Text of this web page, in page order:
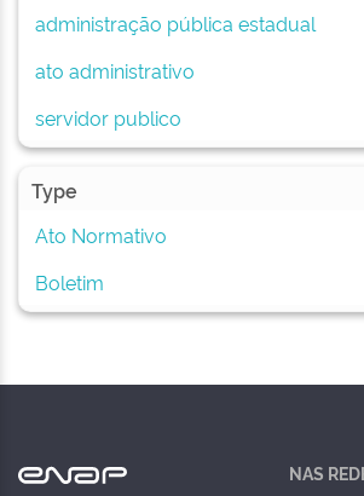
administração pública estadual
ato administrativo
servidor publico
Type
Ato Normativo
Boletim
NAS